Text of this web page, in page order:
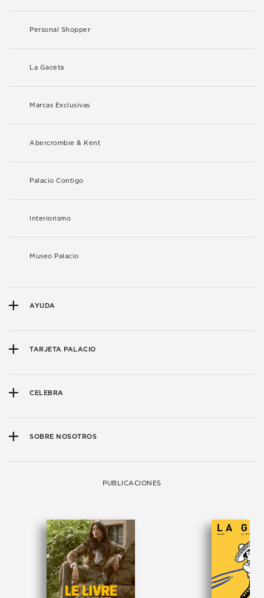
Personal Shopper
La Gaceta
Marcas Exclusivas
Abercrombie & Kent
Palacio Contigo
Interiorismo
Museo Palacio
AYUDA
TARJETA PALACIO
CELEBRA
SOBRE NOSOTROS
PUBLICACIONES